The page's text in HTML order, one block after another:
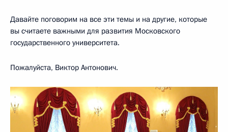
Давайте поговорим на все эти темы и на другие, которые
вы считаете важными для развития Московского
государственного университета.
Пожалуйста, Виктор Антонович.